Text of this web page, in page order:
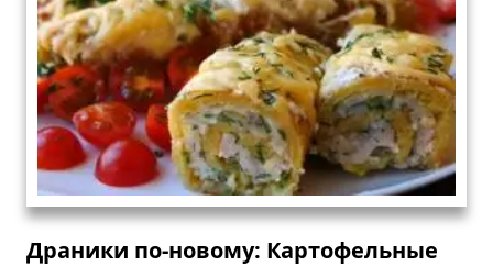
Драники по-новому: Картофельные